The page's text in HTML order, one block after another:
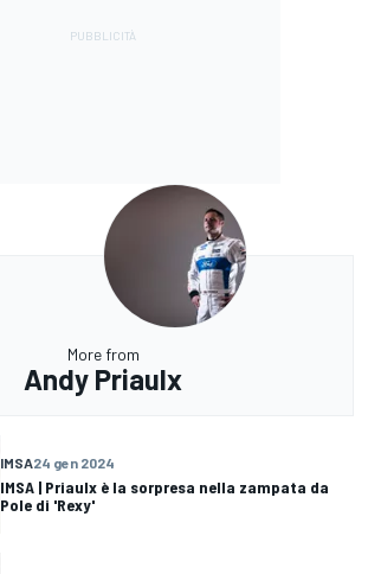
More from
Andy Priaulx
IMSA24 gen 2024
IMSA | Priaulx è la sorpresa nella zampata da
Pole di 'Rexy'